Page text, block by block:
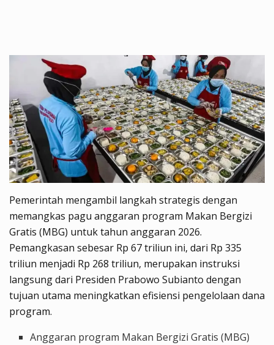
Pemerintah mengambil langkah strategis dengan
memangkas pagu anggaran program Makan Bergizi
Gratis (MBG) untuk tahun anggaran 2026.
Pemangkasan sebesar Rp 67 triliun ini, dari Rp 335
triliun menjadi Rp 268 triliun, merupakan instruksi
langsung dari Presiden Prabowo Subianto dengan
tujuan utama meningkatkan efisiensi pengelolaan dana
program.
Anggaran program Makan Bergizi Gratis (MBG)